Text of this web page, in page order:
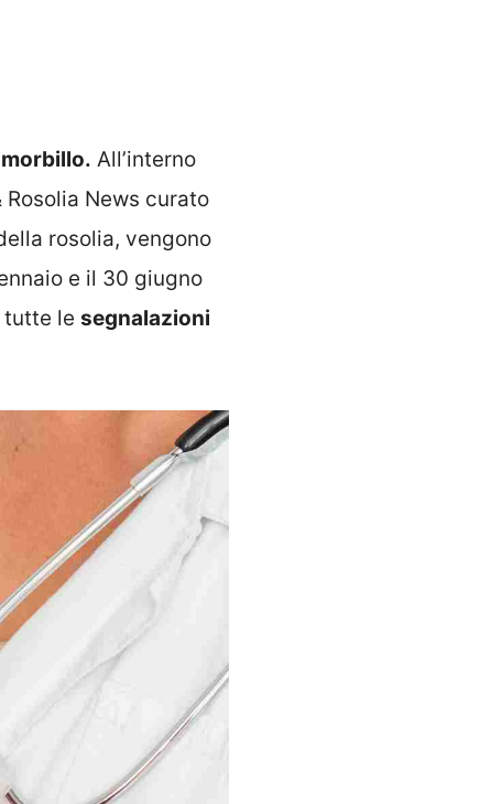
All’interno
News curato
rosolia, vengono
e il 30 giugno
tutte le segnalazioni